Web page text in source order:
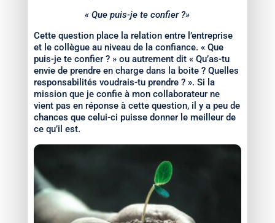
« Que puis-je te confier ?»
Cette question place la relation entre l’entreprise
et le collègue au niveau de la confiance. « Que
puis-je te confier ? » ou autrement dit « Qu’as-tu
envie de prendre en charge dans la boite ? Quelles
responsabilités voudrais-tu prendre ? ». Si la
mission que je confie à mon collaborateur ne
vient pas en réponse à cette question, il y a peu de
chances que celui-ci puisse donner le meilleur de
ce qu’il est.